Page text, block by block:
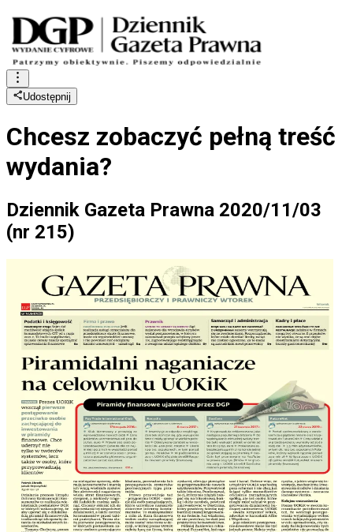
Udostępnij
Chcesz zobaczyć pełną treść
wydania?
Dziennik Gazeta Prawna 2020/11/03
(nr 215)